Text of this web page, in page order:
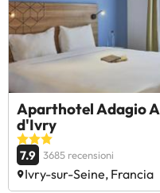
Aparthotel Adagio
d'Ivry
7.9 3685 recensioni
Ivry-sur-Seine, Francia